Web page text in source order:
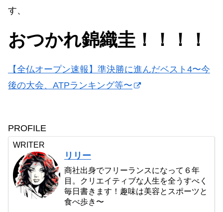
す、
おつかれ錦織圭！！！！
【全仏オープン速報】準決勝に進んだベスト4〜今
後の大会、ATPランキング等〜
PROFILE
WRITER
リリー
商社出身でフリーランスになって６年
目。クリエイティブな人生を全うすべく
毎日書きます！趣味は美容とスポーツと
食べ歩き〜